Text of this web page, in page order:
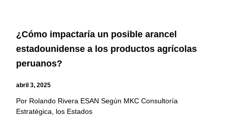
¿Cómo impactaría un posible arancel
estadounidense a los productos agrícolas
peruanos?
abril 3, 2025
Por Rolando Rivera ESAN Según MKC Consultoría
Estratégica, los Estados